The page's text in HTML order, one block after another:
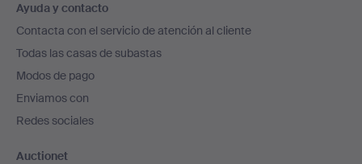
en
el
pie
de
página
Ayuda y contacto
Contacta con el servicio de atención al cliente
Todas las casas de subastas
Modos de pago
Enviamos con
Redes sociales
Auctionet